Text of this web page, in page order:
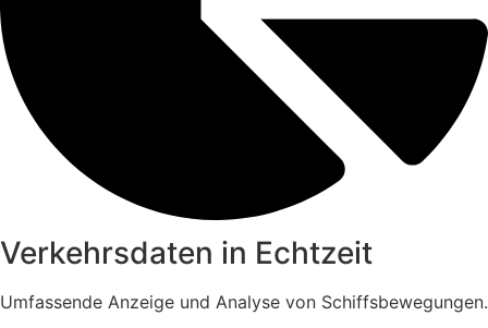
Verkehrsdaten in Echtzeit
Umfassende Anzeige und Analyse von Schiffsbewegungen.